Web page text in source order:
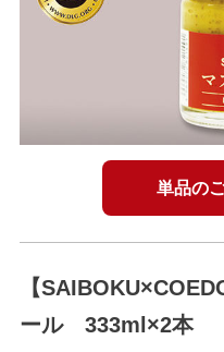
単品の
【
ール 333ml×2本